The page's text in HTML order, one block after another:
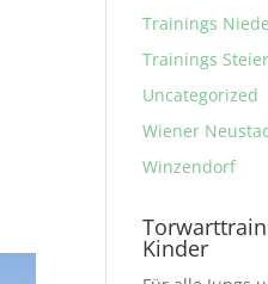
Trainings
Trainings
Uncategorized
Wiener
Winzendorf
Kinder